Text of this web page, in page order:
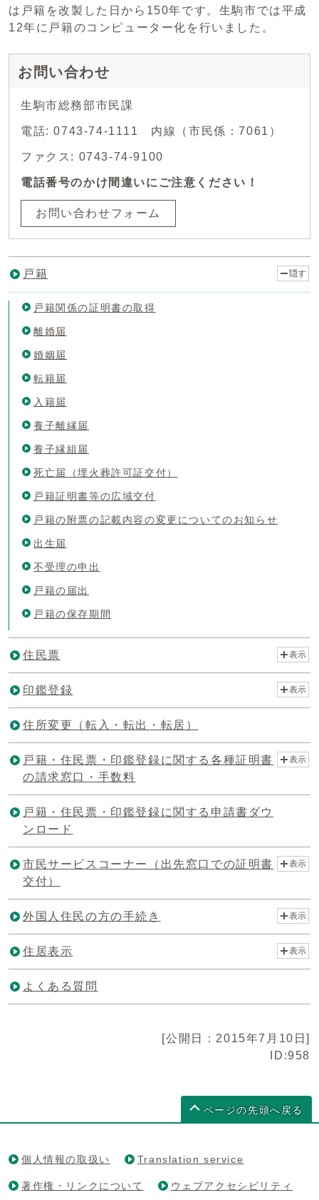
は戸籍を改製した日から150年です。生駒市では平成
12年に戸籍のコンピューター化を行いました。
お問い合わせ
生駒市総務部市民課
電話: 0743-74-1111 内線（市民係：7061）
ファクス: 0743-74-9100
電話番号のかけ間違いにご注意ください！
お問い合わせフォーム
戸籍 隠す
戸籍関係の証明書の取得
離婚届
婚姻届
転籍届
入籍届
養子離縁届
養子縁組届
死亡届（埋火葬許可証交付）
戸籍証明書等の広域交付
戸籍の附票の記載内容の変更についてのお知らせ
出生届
不受理の申出
戸籍の届出
戸籍の保存期間
住民票 表示
印鑑登録 表示
住所変更（転入・転出・転居）
戸籍・住民票・印鑑登録に関する各種証明書
の請求窓口・手数料
表示
戸籍・住民票・印鑑登録に関する申請書ダウ
ンロード
市民サービスコーナー（出先窓口での証明書
交付）
表示
外国人住民の方の手続き 表示
住居表示 表示
よくある質問
[公開日：2015年7月10日]
ID:958
ページの先頭へ戻る
個人情報の取扱い Translation service
著作権・リンクについて ウェブアクセシビリティ